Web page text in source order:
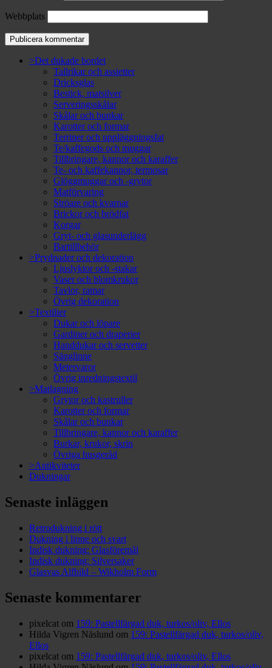
Webbplats
>Det dukade bordet
Tallrikar och assietter
Dricksglas
Bestick, matsilver
Serveringsskålar
Skålar och bunkar
Karotter och formar
Terriner och uppläggningsfat
Te/kaffegods och muggar
Tillbringare, kannor och karaffer
Te- och kaffekannor, termosar
Glöggmuggar och -grytor
Matförvaring
Ströare och kvarnar
Brickor och brödfat
Korgar
Gryt- och glasunderlägg
Bartillbehör
>Prydnader och dekoration
Ljuslyktor och -stakar
Vaser och blomkrukor
Tavlor, ramar
Övrig dekoration
>Textilier
Dukar och löpare
Gardiner och draperier
Handdukar och servetter
Sänglinne
Metervaror
Övrig inredningstextil
>Matlagning
Grytor och kastruller
Karotter och formar
Skålar och bunkar
Tillbringare, kannor och karaffer
Burkar, krukor, skrin
Övriga husgeråd
>Antikviteter
Dukningar
Senaste inläggen
Retrodukning i rött
Dukning i linne och svart
Indisk dukning: Glasföremål
Indisk dukning: Silversaker
Glasvas Alfhild – Wikholm Form
Senaste kommentarer
pixelcat om 159: Pastellfärgad duk, turkos/oliv, Ellos
Hilda Vigren Näslund om 159: Pastellfärgad duk, turkos/oliv,
Ellos
pixelcat om 159: Pastellfärgad duk, turkos/oliv, Ellos